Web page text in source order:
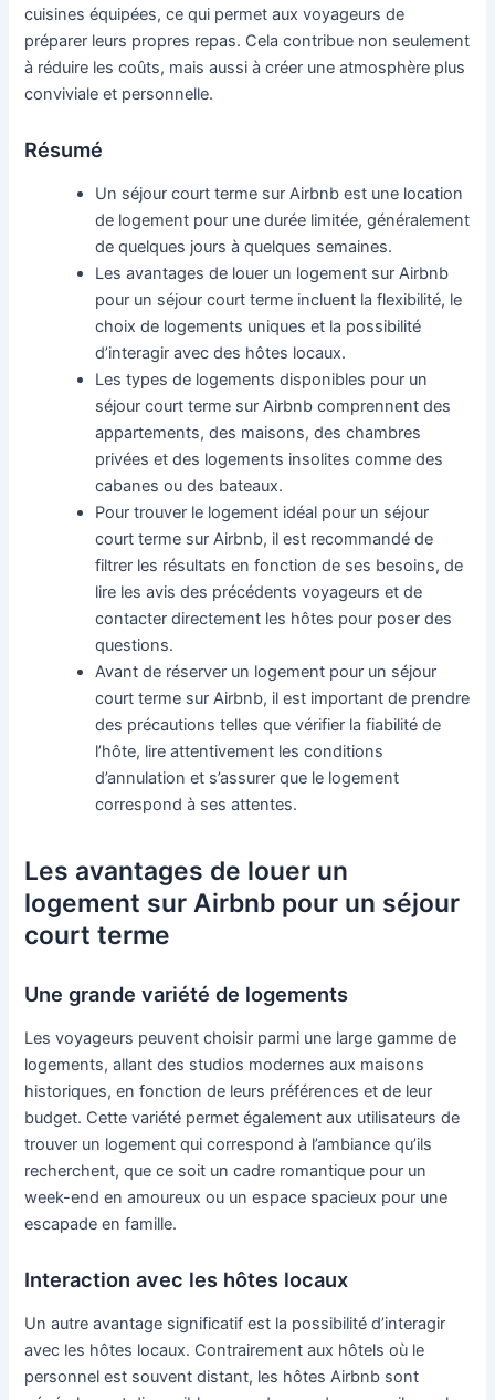
cuisines équipées, ce qui permet aux voyageurs de
préparer leurs propres repas. Cela contribue non seulement
à réduire les coûts, mais aussi à créer une atmosphère plus
conviviale et personnelle.
Résumé
Un séjour court terme sur Airbnb est une location
de logement pour une durée limitée, généralement
de quelques jours à quelques semaines.
Les avantages de louer un logement sur Airbnb
pour un séjour court terme incluent la flexibilité, le
choix de logements uniques et la possibilité
d’interagir avec des hôtes locaux.
Les types de logements disponibles pour un
séjour court terme sur Airbnb comprennent des
appartements, des maisons, des chambres
privées et des logements insolites comme des
cabanes ou des bateaux.
Pour trouver le logement idéal pour un séjour
court terme sur Airbnb, il est recommandé de
filtrer les résultats en fonction de ses besoins, de
lire les avis des précédents voyageurs et de
contacter directement les hôtes pour poser des
questions.
Avant de réserver un logement pour un séjour
court terme sur Airbnb, il est important de prendre
des précautions telles que vérifier la fiabilité de
l’hôte, lire attentivement les conditions
d’annulation et s’assurer que le logement
correspond à ses attentes.
Les avantages de louer un
logement sur Airbnb pour un séjour
court terme
Une grande variété de logements
Les voyageurs peuvent choisir parmi une large gamme de
logements, allant des studios modernes aux maisons
historiques, en fonction de leurs préférences et de leur
budget. Cette variété permet également aux utilisateurs de
trouver un logement qui correspond à l’ambiance qu’ils
recherchent, que ce soit un cadre romantique pour un
week-end en amoureux ou un espace spacieux pour une
escapade en famille.
Interaction avec les hôtes locaux
Un autre avantage significatif est la possibilité d’interagir
avec les hôtes locaux. Contrairement aux hôtels où le
personnel est souvent distant, les hôtes Airbnb sont